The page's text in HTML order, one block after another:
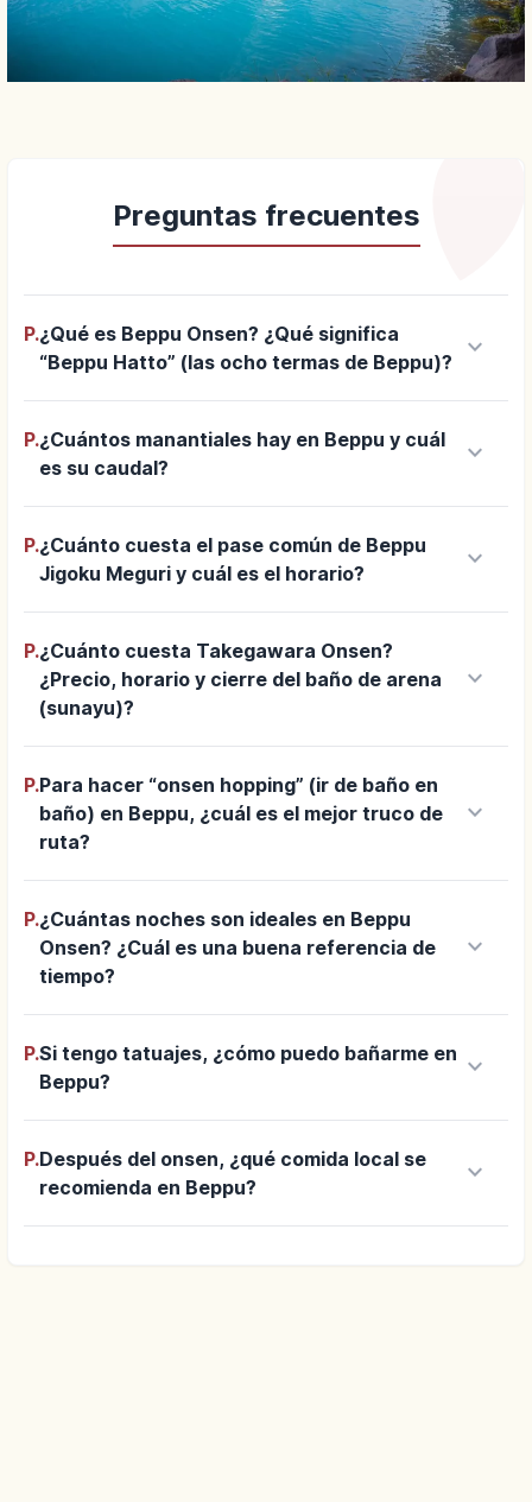
Preguntas frecuentes
P.¿Qué es Beppu Onsen? ¿Qué significa
“Beppu Hatto” (las ocho termas de Beppu)?
keyboard_arrow_down
P.¿Cuántos manantiales hay en Beppu y cuál
es su caudal?
keyboard_arrow_down
P.¿Cuánto cuesta el pase común de Beppu
Jigoku Meguri y cuál es el horario?
keyboard_arrow_down
P.¿Cuánto cuesta Takegawara Onsen?
¿Precio, horario y cierre del baño de arena
(sunayu)?
keyboard_arrow_down
P.Para hacer “onsen hopping” (ir de baño en
baño) en Beppu, ¿cuál es el mejor truco de
ruta?
keyboard_arrow_down
P.¿Cuántas noches son ideales en Beppu
Onsen? ¿Cuál es una buena referencia de
tiempo?
keyboard_arrow_down
P.Si tengo tatuajes, ¿cómo puedo bañarme en
Beppu?
keyboard_arrow_down
P.Después del onsen, ¿qué comida local se
recomienda en Beppu?
keyboard_arrow_down